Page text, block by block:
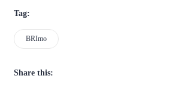
Tag:
BRImo
Share this: